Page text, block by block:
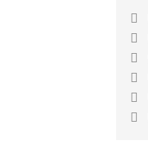





